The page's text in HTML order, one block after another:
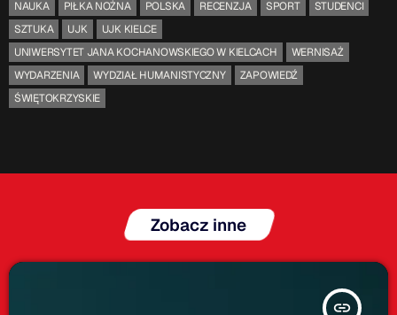
NAUKA PIŁKA NOŻNA POLSKA RECENZJA SPORT
STUDENCI
SZTUKA
UJK
UJK KIELCE
UNIWERSYTET JANA KOCHANOWSKIEGO W KIELCACH
WERNISAŻ
WYDARZENIA
WYDZIAŁ HUMANISTYCZNY
ZAPOWIEDŹ
ŚWIĘTOKRZYSKIE
Zobacz inne
insert_link